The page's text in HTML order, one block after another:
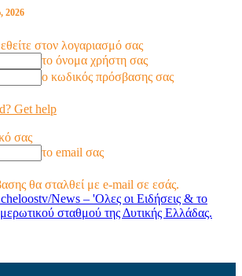
2026
στον λογαριασμό σας
το όνομα χρήστη σας
ο κωδικός πρόσβασης σας
Get help
σας
το email σας
θα σταλθεί με e-mail σε εσάς.
News – 'Ολες οι Ειδήσεις & το
σταθμού της Δυτικής Ελλάδας.